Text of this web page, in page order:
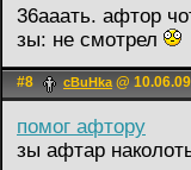
36ааать. афтор
зы: не смотрел
#8 cBuHka@
помог афтору
зы афтар